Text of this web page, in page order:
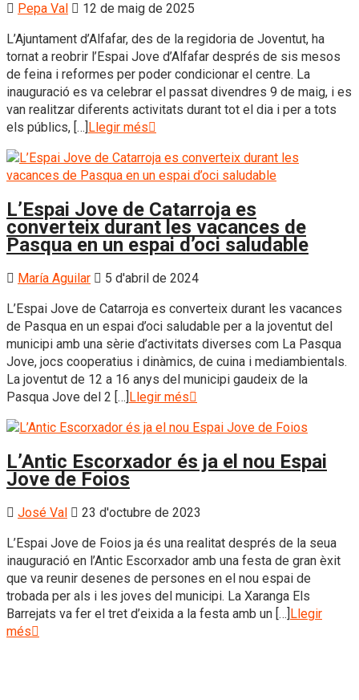
Pepa Val
12 de maig de 2025
L’Ajuntament d’Alfafar, des de la regidoria de Joventut, ha
tornat a reobrir l’Espai Jove d’Alfafar després de sis mesos
de feina i reformes per poder condicionar el centre. La
inauguració es va celebrar el passat divendres 9 de maig, i es
van realitzar diferents activitats durant tot el dia i per a tots
els públics, […] Llegir més
L’Espai Jove de Catarroja es
converteix durant les vacances de
Pasqua en un espai d’oci saludable
María Aguilar
5 d'abril de 2024
L’Espai Jove de Catarroja es converteix durant les vacances
de Pasqua en un espai d’oci saludable per a la joventut del
municipi amb una sèrie d’activitats diverses com La Pasqua
Jove, jocs cooperatius i dinàmics, de cuina i mediambientals.
La joventut de 12 a 16 anys del municipi gaudeix de la
Pasqua Jove del 2 […] Llegir més
L’Antic Escorxador és ja el nou Espai
Jove de Foios
José Val
23 d'octubre de 2023
L’Espai Jove de Foios ja és una realitat després de la seua
inauguració en l’Antic Escorxador amb una festa de gran èxit
que va reunir desenes de persones en el nou espai de
trobada per als i les joves del municipi. La Xaranga Els
Barrejats va fer el tret d’eixida a la festa amb un […]Llegir
més